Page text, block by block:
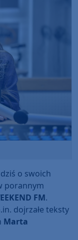
o swoich
porannym
FM.
dojrzałe teksty
Marta